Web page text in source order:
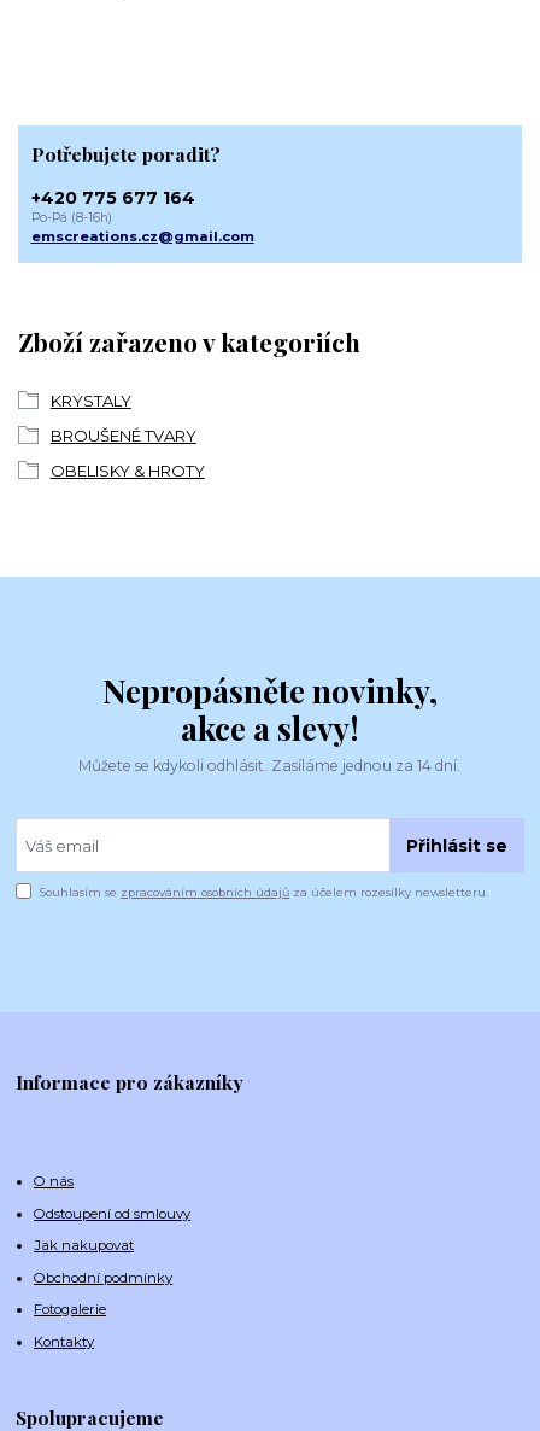
Zboží zařazeno v kategoriích
KRYSTALY
BROUŠENÉ TVARY
OBELISKY & HROTY
Potřebujete poradit?
+420 775 677 164
Po-Pá (8-16h)
emscreations.cz@gmail.com
Nepropásněte novinky,
akce a slevy!
Můžete se kdykoli odhlásit. Zasíláme jednou za 14 dní.
Přihlásit se
Souhlasím se zpracováním osobních údajů za účelem rozesílky newsletteru.
Informace pro zákazníky
O nás
Odstoupení od smlouvy
Jak nakupovat
Obchodní podmínky
Fotogalerie
Kontakty
Spolupracujeme